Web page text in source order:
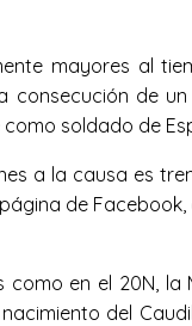
mayores al
consecución de
soldado de
a la causa es
de
en el 20N,
del